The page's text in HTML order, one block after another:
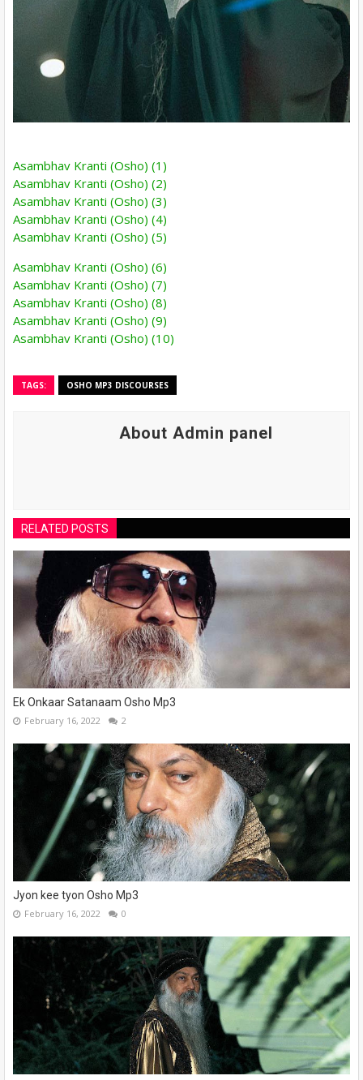
Asambhav Kranti (Osho) (1)
Asambhav Kranti (Osho) (2)
Asambhav Kranti (Osho) (3)
Asambhav Kranti (Osho) (4)
Asambhav Kranti (Osho) (5)
Asambhav Kranti (Osho) (6)
Asambhav Kranti (Osho) (7)
Asambhav Kranti (Osho) (8)
Asambhav Kranti (Osho) (9)
Asambhav Kranti (Osho) (10)
TAGS: OSHO MP3 DISCOURSES
About Admin panel
RELATED POSTS
Ek Onkaar Satanaam Osho Mp3
February 16, 2022 2
Jyon kee tyon Osho Mp3
February 16, 2022 0